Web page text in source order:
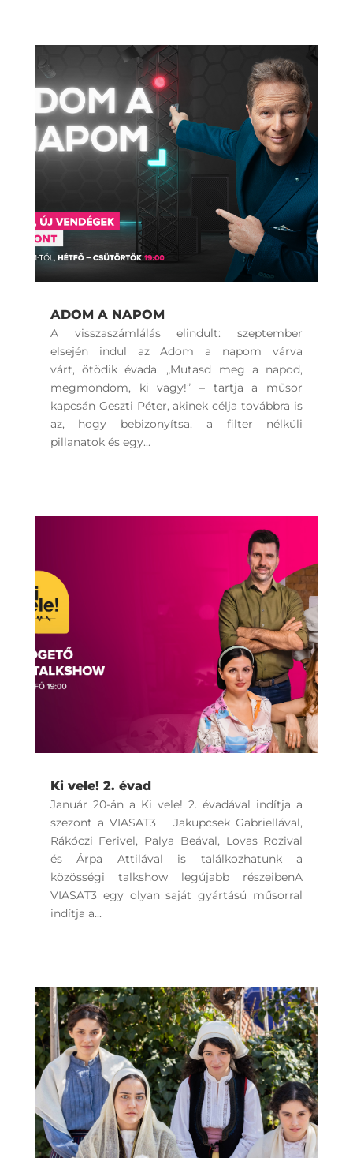
ADOM A NAPOM
A visszaszámlálás elindult: szeptember
elsején indul az Adom a napom várva
várt, ötödik évada. „Mutasd meg a napod,
megmondom, ki vagy!” – tartja a műsor
kapcsán Geszti Péter, akinek célja továbbra is
az, hogy bebizonyítsa, a filter nélküli
pillanatok és egy...
Ki vele! 2. évad
Január 20-án a Ki vele! 2. évadával indítja a
szezont a VIASAT3 Jakupcsek Gabriellával,
Rákóczi Ferivel, Palya Beával, Lovas Rozival
és Árpa Attilával is találkozhatunk a
közösségi talkshow legújabb részeibenA
VIASAT3 egy olyan saját gyártású műsorral
indítja a...